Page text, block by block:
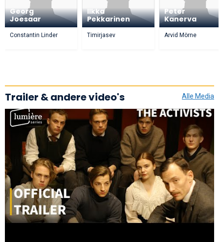
Georg
Joesaar
Constantin Linder
Ilkka
Pekkarinen
Timirjasev
Peter
Kanerva
Arvid Mörne
Trailer & andere video's Alle Media